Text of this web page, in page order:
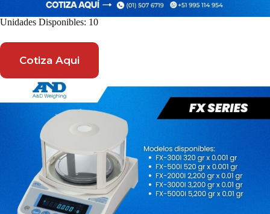
Unidades Disponibles: 10
Cotiza Aqui